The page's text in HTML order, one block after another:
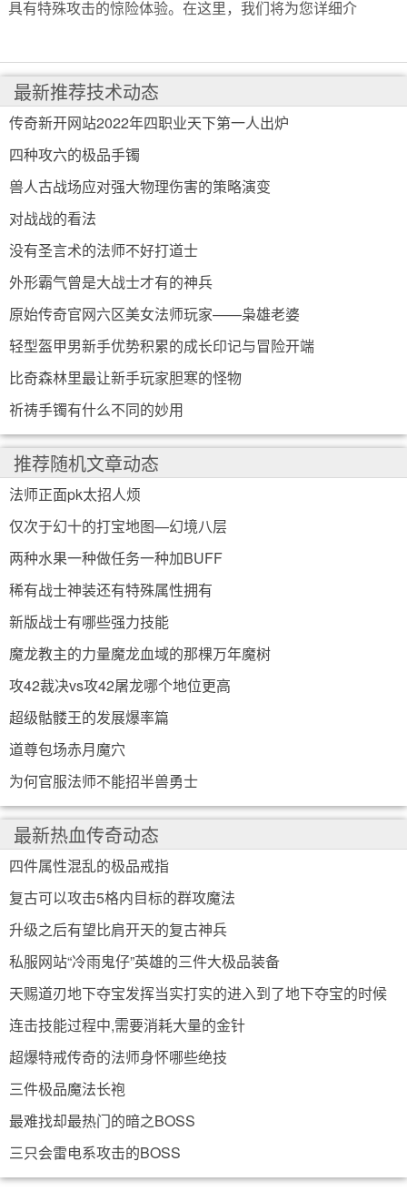
具有特殊攻击的惊险体验。在这里，我们将为您详细介
最新推荐技术动态
传奇新开网站2022年四职业天下第一人出炉
四种攻六的极品手镯
兽人古战场应对强大物理伤害的策略演变
对战战的看法
没有圣言术的法师不好打道士
外形霸气曾是大战士才有的神兵
原始传奇官网六区美女法师玩家——枭雄老婆
轻型盔甲男新手优势积累的成长印记与冒险开端
比奇森林里最让新手玩家胆寒的怪物
祈祷手镯有什么不同的妙用
推荐随机文章动态
法师正面pk太招人烦
仅次于幻十的打宝地图—幻境八层
两种水果一种做任务一种加BUFF
稀有战士神装还有特殊属性拥有
新版战士有哪些强力技能
魔龙教主的力量魔龙血域的那棵万年魔树
攻42裁决vs攻42屠龙哪个地位更高
超级骷髅王的发展爆率篇
道尊包场赤月魔穴
为何官服法师不能招半兽勇士
最新热血传奇动态
四件属性混乱的极品戒指
复古可以攻击5格内目标的群攻魔法
升级之后有望比肩开天的复古神兵
私服网站“冷雨鬼仔”英雄的三件大极品装备
天赐道刃地下夺宝发挥当实打实的进入到了地下夺宝的时候
占占优势尽显
连击技能过程中,需要消耗大量的金针
超爆特戒传奇的法师身怀哪些绝技
三件极品魔法长袍
最难找却最热门的暗之BOSS
三只会雷电系攻击的BOSS